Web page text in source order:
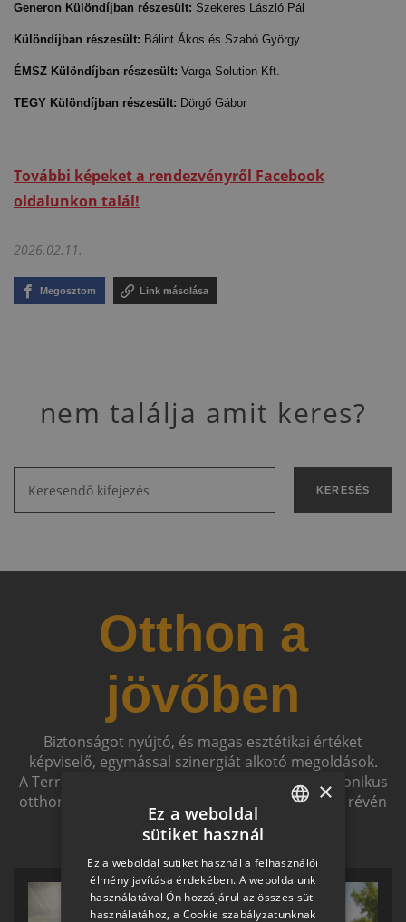
Generon Különdíjban részesült: Szekeres László Pál
Különdíjban részesült: Bálint Ákos és Szabó György
ÉMSZ Különdíjban részesült: Varga Solution Kft.
TEGY Különdíjban részesült: Dörgő Gábor
További képeket a rendezvényről Facebook
oldalunkon talál!
2026.02.11.
Megosztom Link másolása
nem találja amit keres?
KERESÉS
Otthon a
jövőben
Biztonságot nyújtó, és magas esztétikai értéket
képviselő, egymással szinergiát alkotó megoldások.
A Terrán ernyőmárkának köszönhetően a harmonikus
otthon átfogó, egymásra épülő rendszerelemek révén
ölthet formát.
HUNGARIAN
SLOVAK
GERMAN
×
Ez a weboldal
sütiket használ
Ez a weboldal sütiket használ a felhasználói
élmény javítása érdekében. A weboldalunk
használatával Ön hozzájárul az összes süti
használatához, a Cookie szabályzatunknak